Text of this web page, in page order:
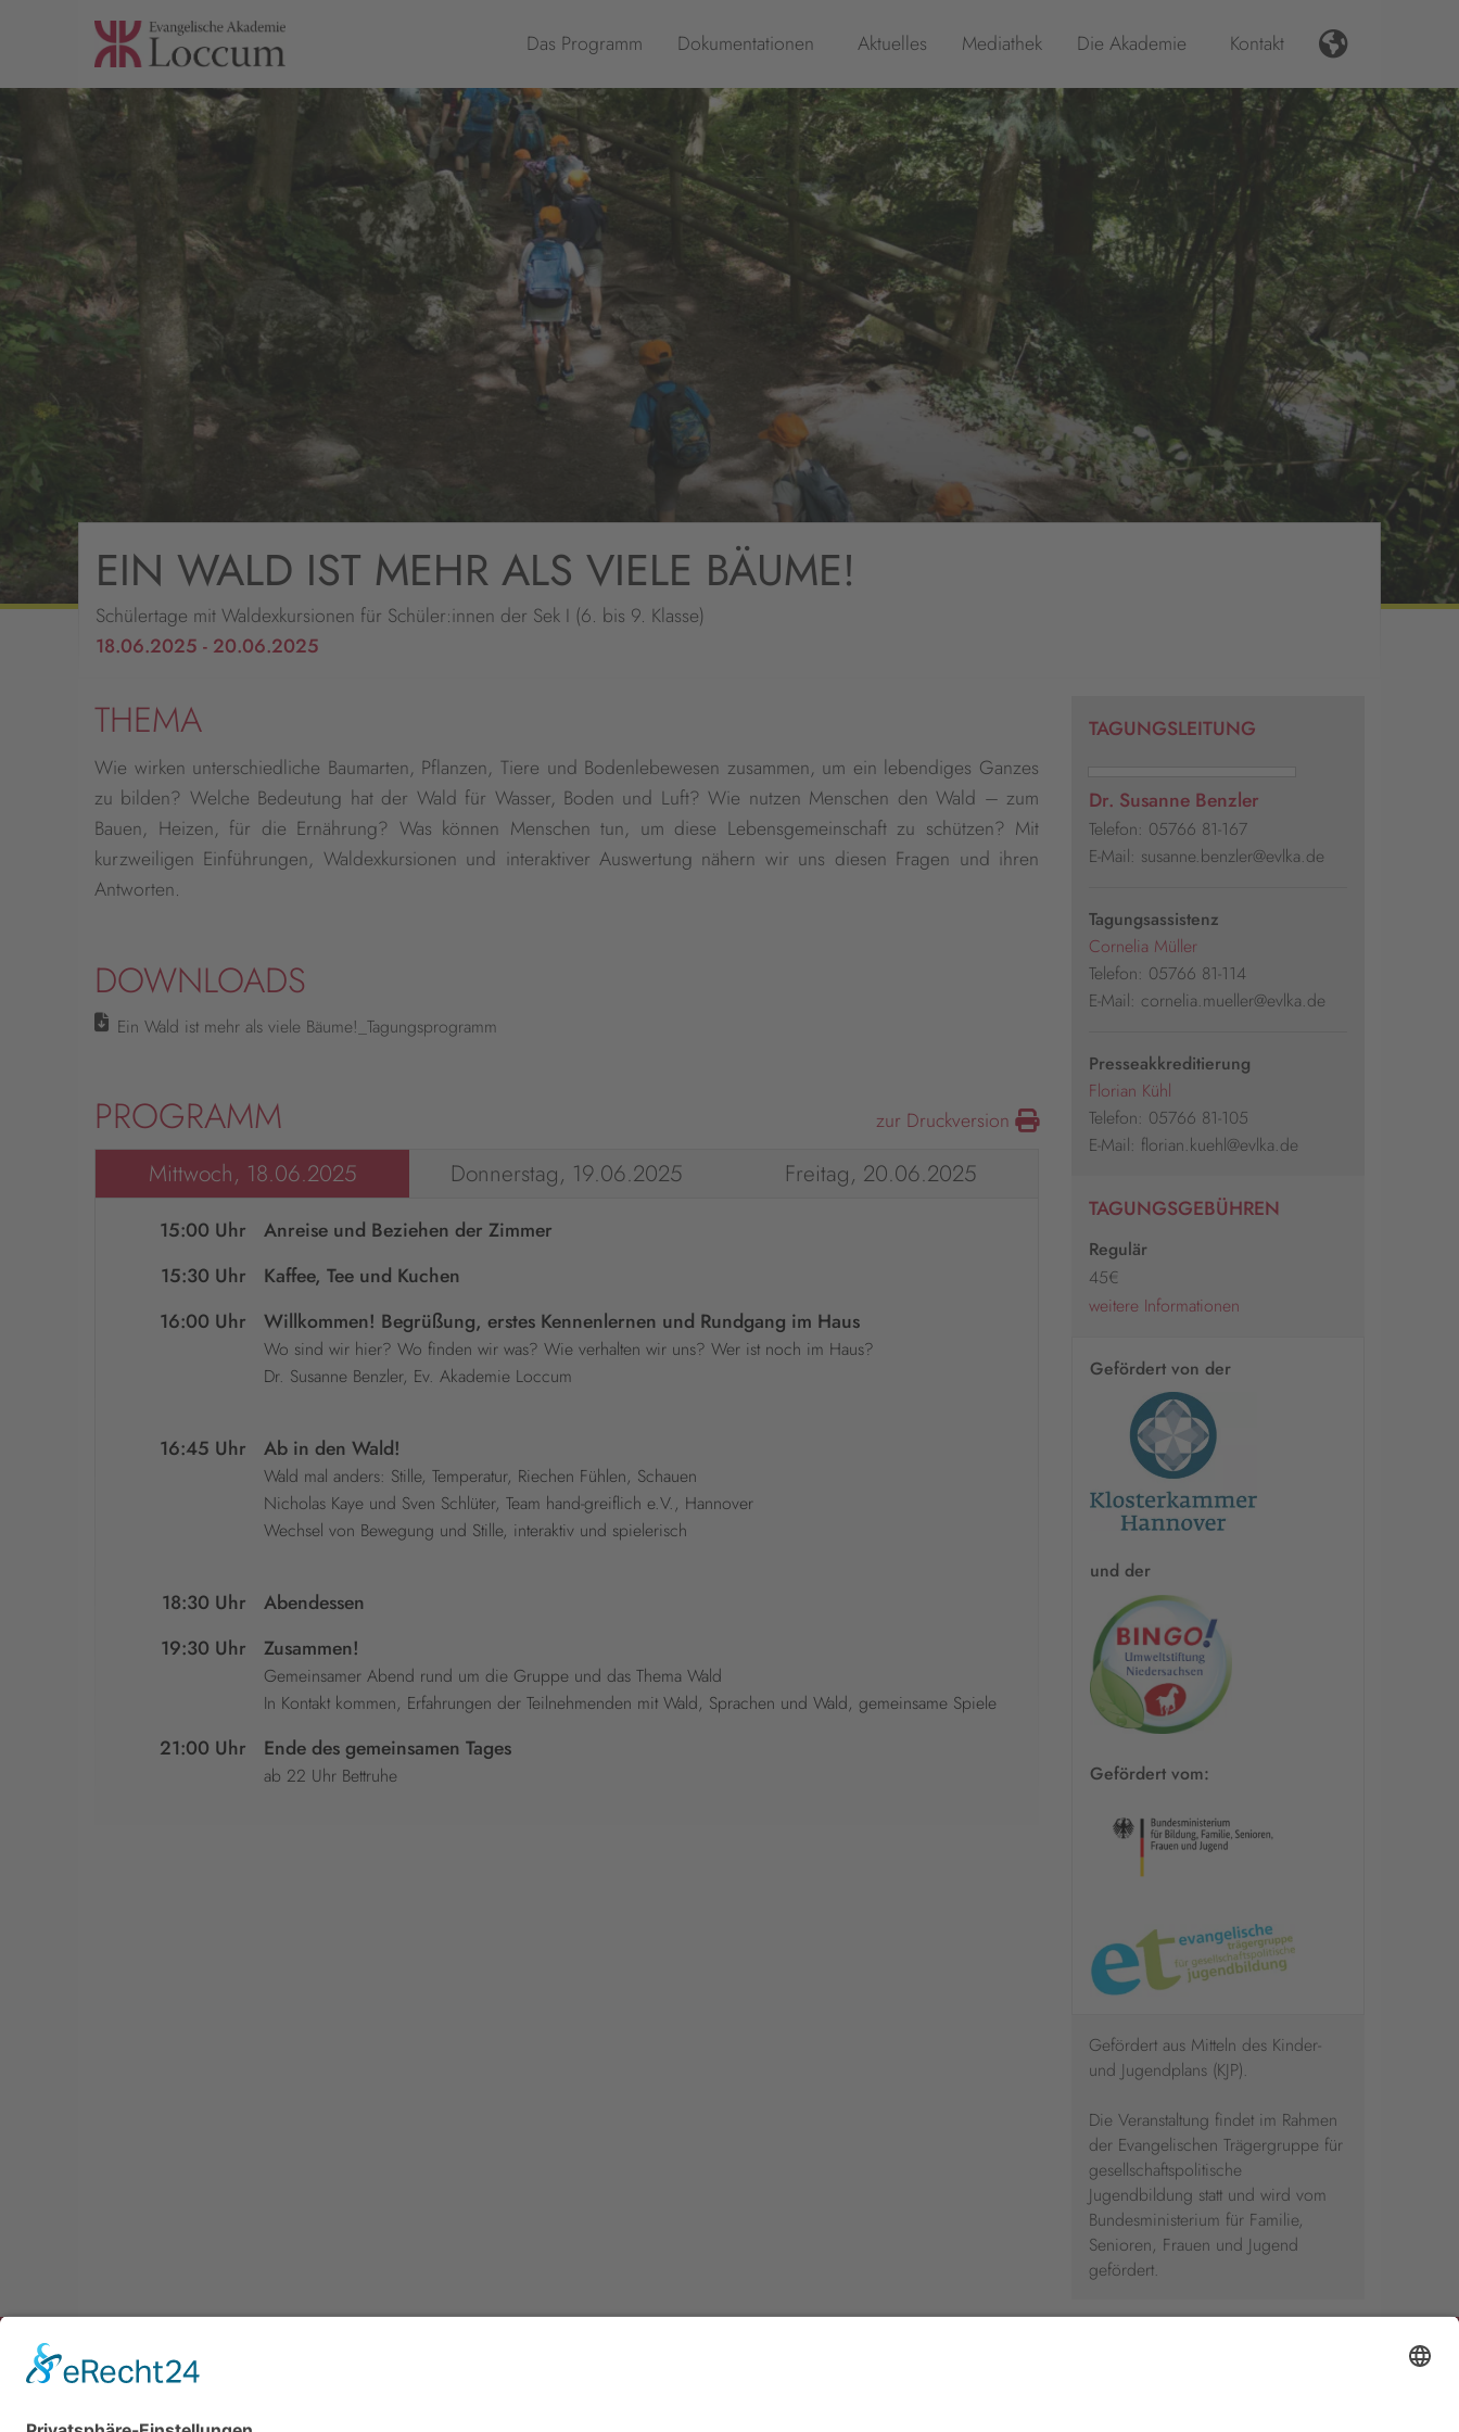
Das Programm Dokumentationen Aktuelles Mediathek Die Akademie Kontakt
EIN WALD IST MEHR ALS VIELE BÄUME!
Schülertage mit Waldexkursionen für Schüler:innen der Sek I (6. bis 9. Klasse)
18.06.2025 - 20.06.2025
THEMA
Wie wirken unterschiedliche Baumarten, Pflanzen, Tiere und Bodenlebewesen zusammen, um ein lebendiges Ganzes
zu bilden? Welche Bedeutung hat der Wald für Wasser, Boden und Luft? Wie nutzen Menschen den Wald – zum
Bauen, Heizen, für die Ernährung? Was können Menschen tun, um diese Lebensgemeinschaft zu schützen? Mit
kurzweiligen Einführungen, Waldexkursionen und interaktiver Auswertung nähern wir uns diesen Fragen und ihren
Antworten.
DOWNLOADS
Ein Wald ist mehr als viele Bäume!_Tagungsprogramm
PROGRAMM zur Druckversion
Mittwoch, 18.06.2025 Donnerstag, 19.06.2025 Freitag, 20.06.2025
15:00 Uhr
Anreise und Beziehen der Zimmer
15:30 Uhr
Kaffee, Tee und Kuchen
16:00 Uhr
Willkommen! Begrüßung, erstes Kennenlernen und Rundgang im Haus
Wo sind wir hier? Wo finden wir was? Wie verhalten wir uns? Wer ist noch im Haus?
Dr. Susanne Benzler, Ev. Akademie Loccum
16:45 Uhr Ab in den Wald!
Wald mal anders: Stille, Temperatur, Riechen Fühlen, Schauen
Nicholas Kaye und Sven Schlüter, Team hand-greiflich e.V., Hannover
Wechsel von Bewegung und Stille, interaktiv und spielerisch
18:30 Uhr
Abendessen
19:30 Uhr
Zusammen!
Gemeinsamer Abend rund um die Gruppe und das Thema Wald
In Kontakt kommen, Erfahrungen der Teilnehmenden mit Wald, Sprachen und Wald, gemeinsame Spiele
21:00 Uhr Ende des gemeinsamen Tages
ab 22 Uhr Bettruhe
TAGUNGSLEITUNG
Dr. Susanne Benzler
Telefon: 05766 81-167
E-Mail: susanne.benzler@evlka.de
Tagungsassistenz
Cornelia Müller
Telefon: 05766 81-114
E-Mail: cornelia.mueller@evlka.de
Presseakkreditierung
Florian Kühl
Telefon: 05766 81-105
E-Mail: florian.kuehl@evlka.de
TAGUNGSGEBÜHREN
Regulär
45€
weitere Informationen
Gefördert von der
und der
Gefördert vom:
Gefördert aus Mitteln des Kinder-
und Jugendplans (KJP).
Die Veranstaltung findet im Rahmen
der Evangelischen Trägergruppe für
gesellschaftspolitische
Jugendbildung statt und wird vom
Bundesministerium für Familie,
Senioren, Frauen und Jugend
gefördert.
Newsletter